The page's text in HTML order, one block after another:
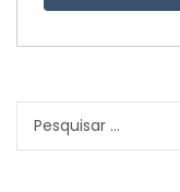
Pesquisar